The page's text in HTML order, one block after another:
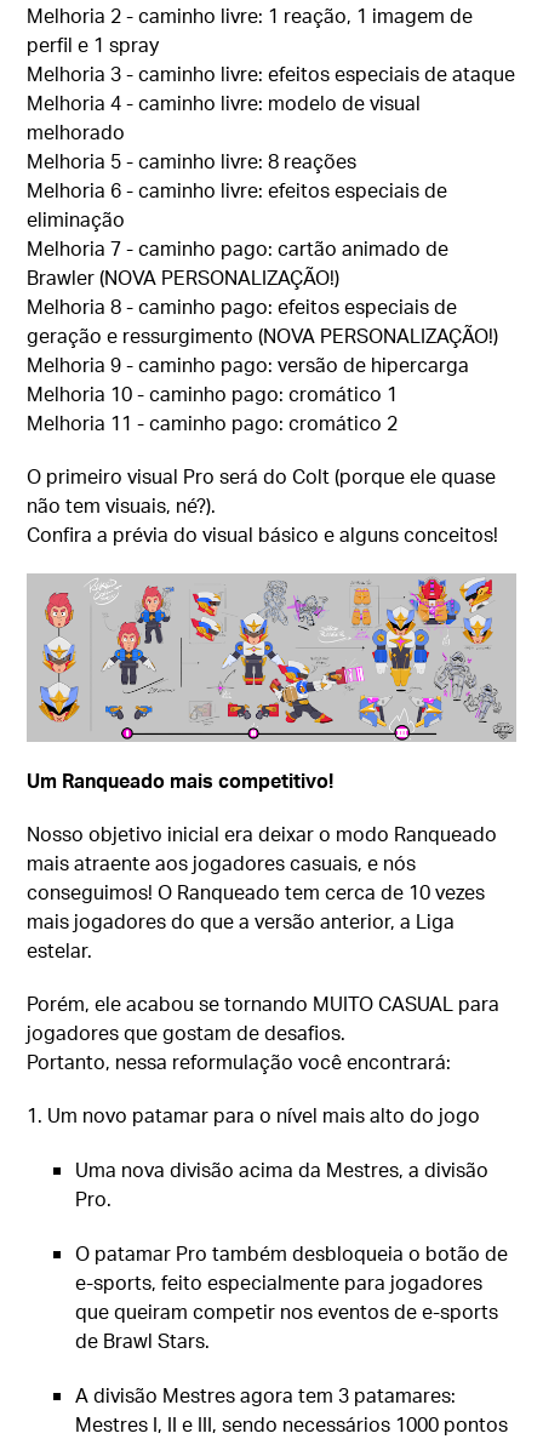
Melhoria 2 - caminho livre: 1 reação, 1 imagem de
perfil e 1 spray
Melhoria 3 - caminho livre: efeitos especiais de ataque
Melhoria 4 - caminho livre: modelo de visual
melhorado
Melhoria 5 - caminho livre: 8 reações
Melhoria 6 - caminho livre: efeitos especiais de
eliminação
Melhoria 7 - caminho pago: cartão animado de
Brawler (NOVA PERSONALIZAÇÃO!)
Melhoria 8 - caminho pago: efeitos especiais de
geração e ressurgimento (NOVA PERSONALIZAÇÃO!)
Melhoria 9 - caminho pago: versão de hipercarga
Melhoria 10 - caminho pago: cromático 1
Melhoria 11 - caminho pago: cromático 2
O primeiro visual Pro será do Colt (porque ele quase
não tem visuais, né?).
Confira a prévia do visual básico e alguns conceitos!
Um Ranqueado mais competitivo!
Nosso objetivo inicial era deixar o modo Ranqueado
mais atraente aos jogadores casuais, e nós
conseguimos! O Ranqueado tem cerca de 10 vezes
mais jogadores do que a versão anterior, a Liga
estelar.
Porém, ele acabou se tornando MUITO CASUAL para
jogadores que gostam de desafios.
Portanto, nessa reformulação você encontrará:
1. Um novo patamar para o nível mais alto do jogo
Uma nova divisão acima da Mestres, a divisão
Pro.
O patamar Pro também desbloqueia o botão de
e-sports, feito especialmente para jogadores
que queiram competir nos eventos de e-sports
de Brawl Stars.
A divisão Mestres agora tem 3 patamares:
Mestres I, II e III, sendo necessários 1000 pontos